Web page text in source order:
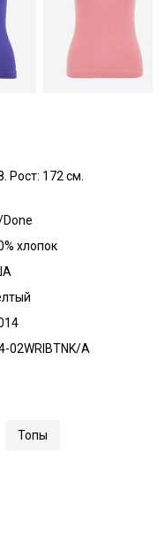
Рост: 172 см.
Done
хлопок
02WRIBTNK/A
Топы